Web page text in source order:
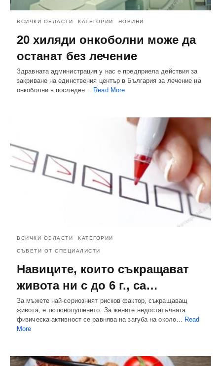
ВСИЧКИ ОБЛАСТИ КАТЕГОРИИ НОВИНИ
20 хиляди онкоболни може да
останат без лечение
Здравната администрация у нас е предприела действия за
закриване на единствения център в България за лечение на
онкоболни в последен… Read More
ВСИЧКИ ОБЛАСТИ КАТЕГОРИИ
СЪВЕТИ ОТ СПЕЦИАЛИСТИ
Навиците, които съкращават
живота ни с до 6 г., са…
За мъжете най-сериозният рисков фактор, съкращаващ
живота, е тютюнопушенето. За жените недостатъчната
физическа активност се равнява на загуба на около… Read
More